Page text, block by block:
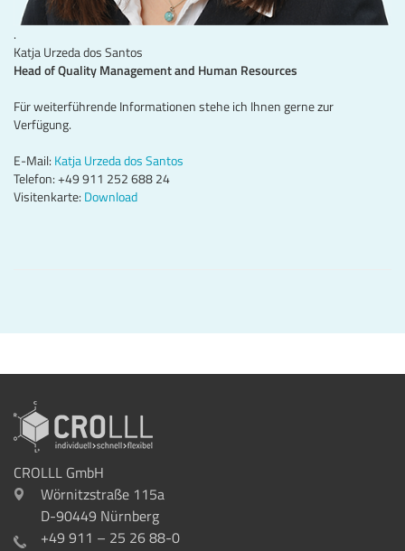
.
Katja Urzeda dos Santos
Head of Quality Management and Human Resources
Für weiterführende Informationen stehe ich Ihnen gerne zur
Verfügung.
E-Mail: Katja Urzeda dos Santos
Telefon: +49 911 252 688 24
Visitenkarte: Download
CROLLL GmbH
Wörnitzstraße 115a
D-90449 Nürnberg
+49 911 – 25 26 88-0